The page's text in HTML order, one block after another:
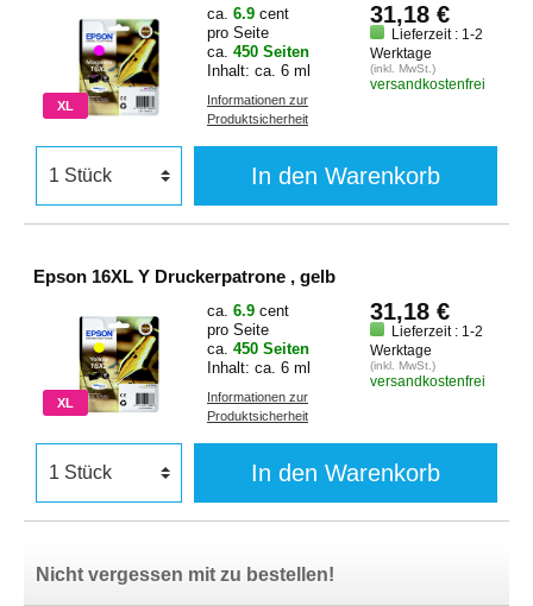
XL
ca. 6.9 cent
pro Seite
ca. 450 Seiten
Inhalt: ca. 6 ml
Informationen zur
Produktsicherheit
31,18 €
Lieferzeit : 1-2
Werktage
(inkl. MwSt.)
versandkostenfrei
In den Warenkorb
Epson 16XL Y Druckerpatrone , gelb
XL
ca. 6.9 cent
pro Seite
ca. 450 Seiten
Inhalt: ca. 6 ml
Informationen zur
Produktsicherheit
31,18 €
Lieferzeit : 1-2
Werktage
(inkl. MwSt.)
versandkostenfrei
In den Warenkorb
Nicht vergessen mit zu bestellen!